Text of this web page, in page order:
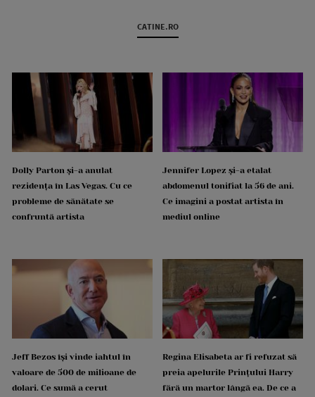
CATINE.RO
Dolly Parton și-a anulat
rezidența în Las Vegas. Cu ce
probleme de sănătate se
confruntă artista
Jennifer Lopez și-a etalat
abdomenul tonifiat la 56 de ani.
Ce imagini a postat artista în
mediul online
Jeff Bezos își vinde iahtul în
valoare de 500 de milioane de
dolari. Ce sumă a cerut
Regina Elisabeta ar fi refuzat să
preia apelurile Prințului Harry
fără un martor lângă ea. De ce a